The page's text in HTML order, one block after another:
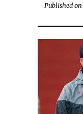
Published on